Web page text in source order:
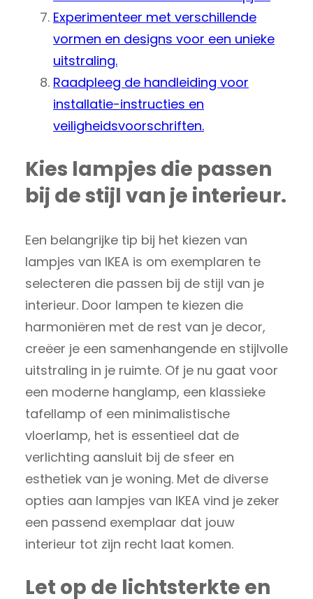
Experimenteer met verschillende
vormen en designs voor een unieke
uitstraling.
Raadpleeg de handleiding voor
installatie-instructies en
veiligheidsvoorschriften.
Kies lampjes die passen
bij de stijl van je interieur.
Een belangrijke tip bij het kiezen van
lampjes van IKEA is om exemplaren te
selecteren die passen bij de stijl van je
interieur. Door lampen te kiezen die
harmoniëren met de rest van je decor,
creëer je een samenhangende en stijlvolle
uitstraling in je ruimte. Of je nu gaat voor
een moderne hanglamp, een klassieke
tafellamp of een minimalistische
vloerlamp, het is essentieel dat de
verlichting aansluit bij de sfeer en
esthetiek van je woning. Met de diverse
opties aan lampjes van IKEA vind je zeker
een passend exemplaar dat jouw
interieur tot zijn recht laat komen.
Let op de lichtsterkte en